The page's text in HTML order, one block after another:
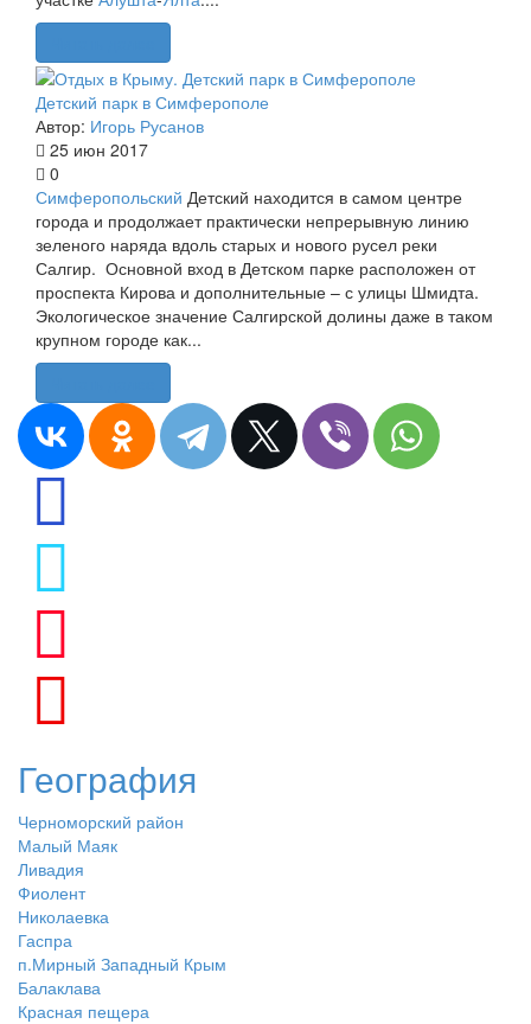
Детский парк в Симферополе
Автор: Игорь Русанов
25 июн 2017
0
Симферопольский Детский находится в самом центре
города и продолжает практически непрерывную линию
зеленого наряда вдоль старых и нового русел реки
Салгир. Основной вход в Детском парке расположен от
проспекта Кирова и дополнительные – с улицы Шмидта.
Экологическое значение Салгирской долины даже в таком
крупном городе как...
География
Черноморский район
Малый Маяк
Ливадия
Фиолент
Николаевка
Гаспра
п.Мирный Западный Крым
Балаклава
Красная пещера